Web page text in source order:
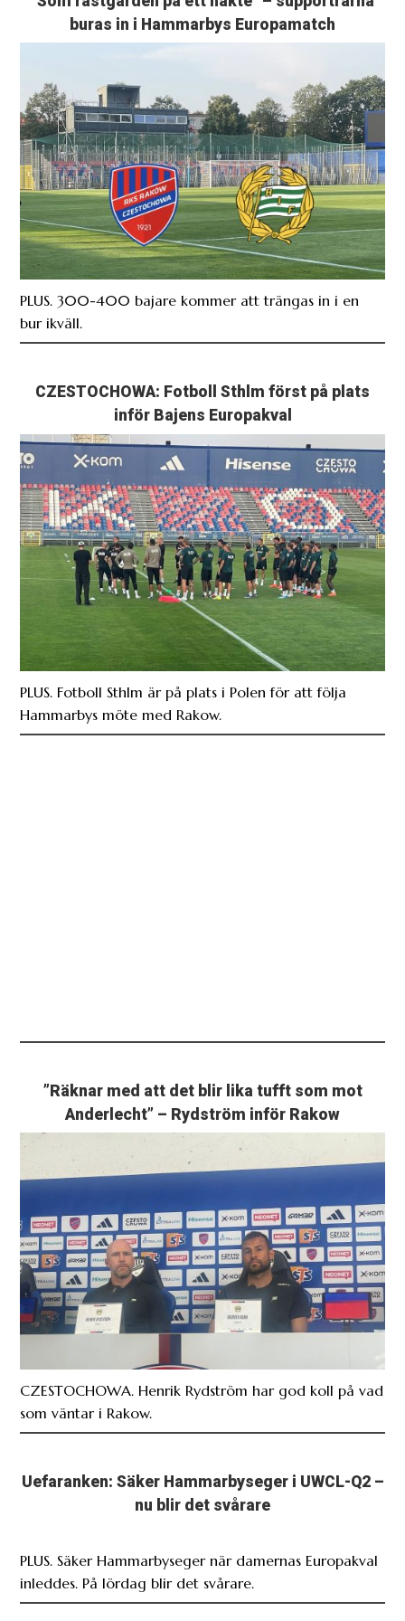
PLUS. 300-400 bajare kommer att trängas in i en
bur ikväll.
CZESTOCHOWA: Fotboll Sthlm först på plats
PLUS. Fotboll Sthlm är på plats i Polen för att följa
Hammarbys möte med Rakow.
”Räknar med att det blir lika tufft som mot
som väntar i Rakow.
Uefaranken: Säker Hammarbyseger i UWCL-Q2 –
PLUS. Säker Hammarbyseger när damernas Europakval